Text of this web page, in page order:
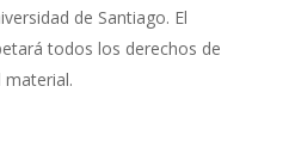
de Santiago. El
todos los derechos de